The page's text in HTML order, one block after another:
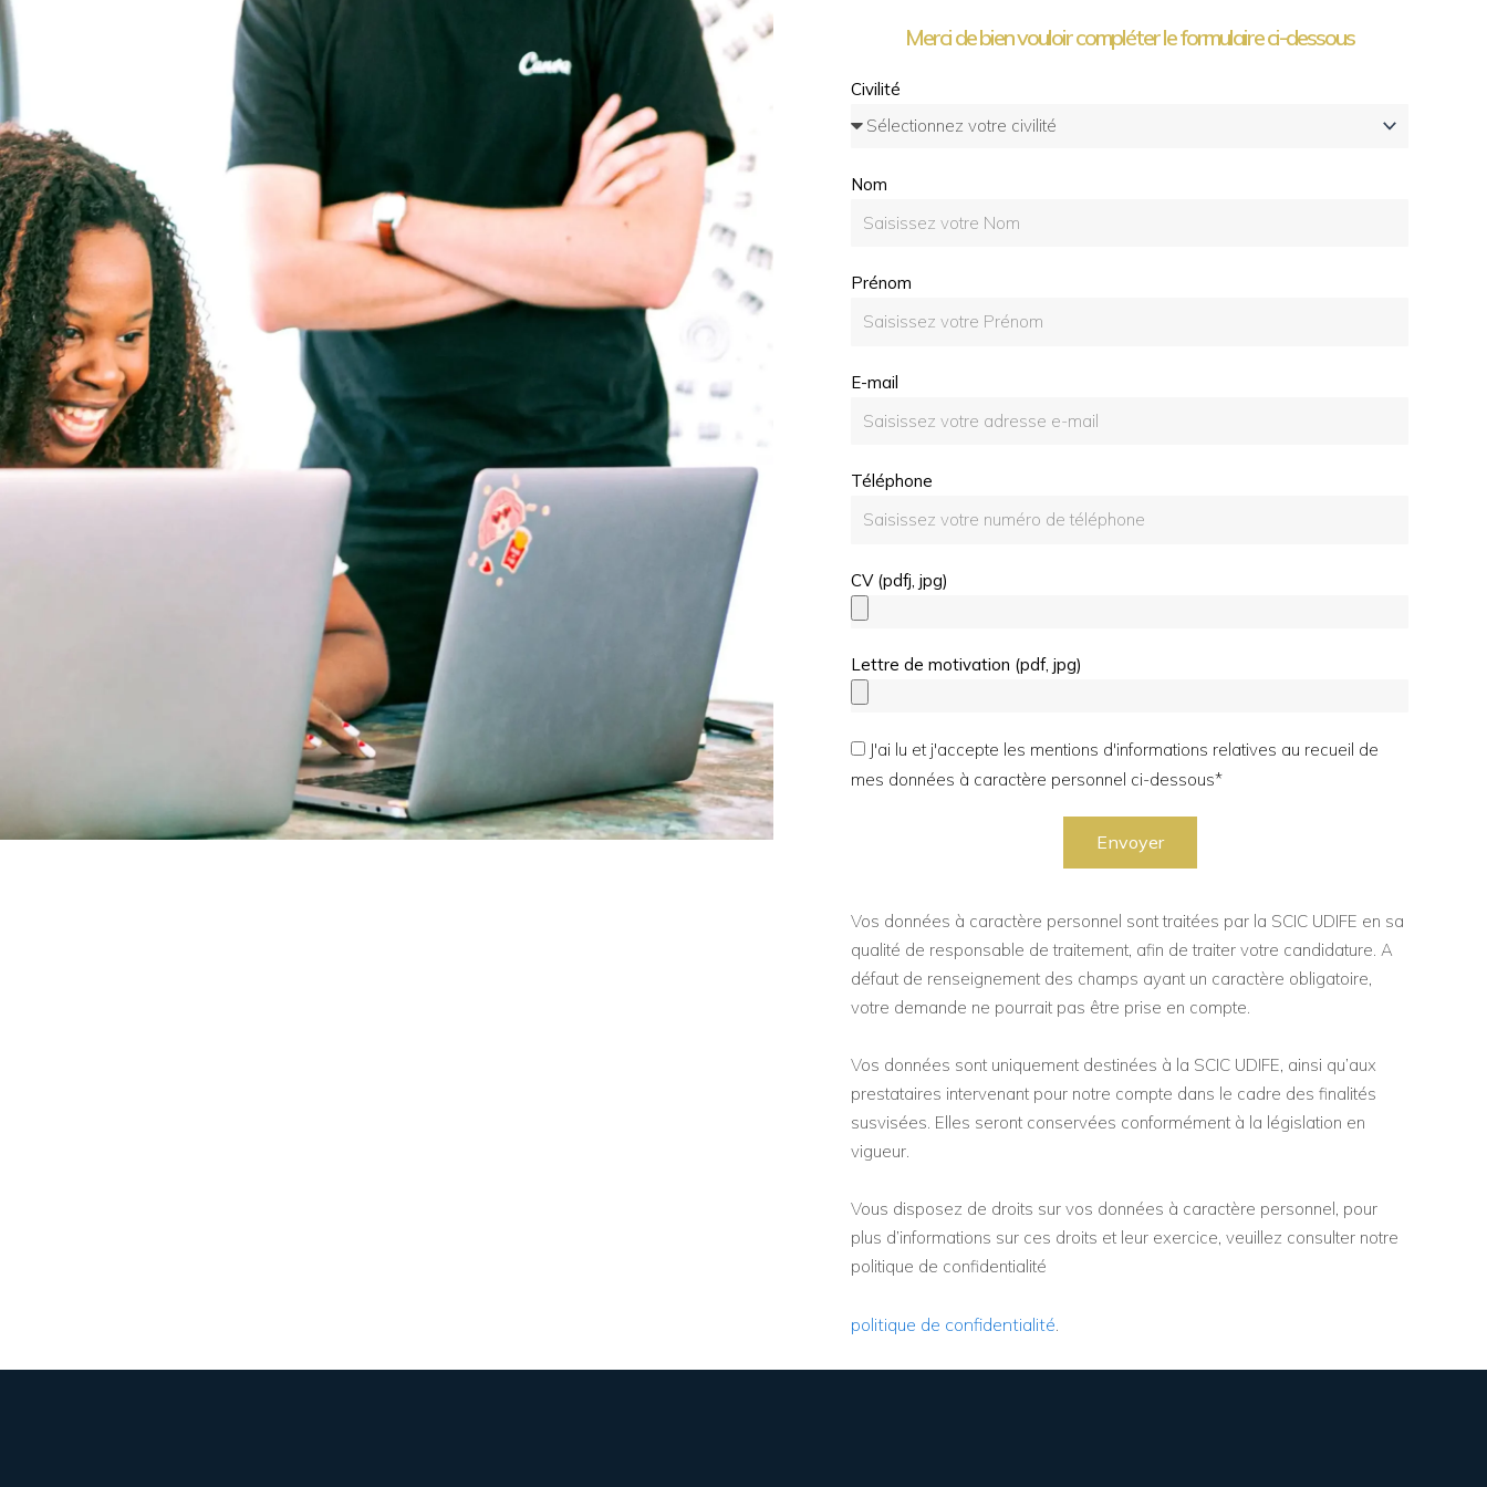
Merci de bien vouloir compléter le formulaire ci-dessous
Civilité
Nom
Prénom
E-mail
Téléphone
CV (pdfj, jpg)
Lettre de motivation (pdf, jpg)
J'ai lu et j'accepte les mentions d'informations relatives au recueil de
mes données à caractère personnel ci-dessous*
Envoyer
Vos données à caractère personnel sont traitées par la SCIC UDIFE en sa
qualité de responsable de traitement, afin de traiter votre candidature. A
défaut de renseignement des champs ayant un caractère obligatoire,
votre demande ne pourrait pas être prise en compte.
Vos données sont uniquement destinées à la SCIC UDIFE, ainsi qu’aux
prestataires intervenant pour notre compte dans le cadre des finalités
susvisées. Elles seront conservées conformément à la législation en
vigueur.
Vous disposez de droits sur vos données à caractère personnel, pour
plus d’informations sur ces droits et leur exercice, veuillez consulter notre
politique de confidentialité
politique de confidentialité.